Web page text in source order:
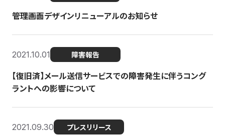
管理画面デザインリニューアルのお知らせ
2021.10.01 障害報告
【復旧済】メール送信サービスでの障害発生に伴うコング
ラントへの影響について
2021.09.30 プレスリリース